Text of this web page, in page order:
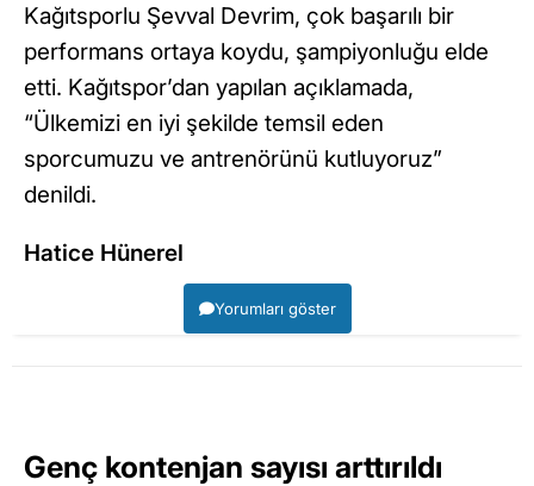
Kağıtsporlu Şevval Devrim, çok başarılı bir
performans ortaya koydu, şampiyonluğu elde
etti. Kağıtspor’dan yapılan açıklamada,
“Ülkemizi en iyi şekilde temsil eden
sporcumuzu ve antrenörünü kutluyoruz”
denildi.
Hatice Hünerel
Yorumları göster
Genç kontenjan sayısı arttırıldı